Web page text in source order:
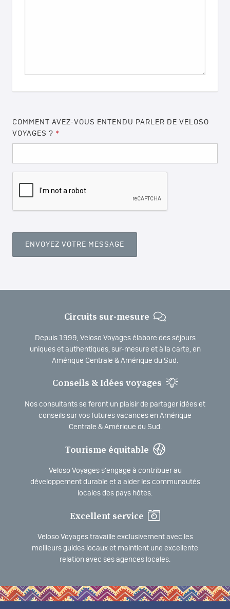
COMMENT AVEZ-VOUS ENTENDU PARLER DE VELOSO
VOYAGES ? *
Circuits sur-mesure
Depuis 1999, Veloso Voyages élabore des séjours
uniques et authentiques, sur-mesure et à la carte, en
Amérique Centrale & Amérique du Sud.
Conseils & Idées voyages
Nos consultants se feront un plaisir de partager idées et
conseils sur vos futures vacances en Amérique
Centrale & Amérique du Sud.
Tourisme équitable
Veloso Voyages s’engage à contribuer au
développement durable et a aider les communautés
locales des pays hôtes.
Excellent service
Veloso Voyages travaille exclusivement avec les
meilleurs guides locaux et maintient une excellente
relation avec ses agences locales.